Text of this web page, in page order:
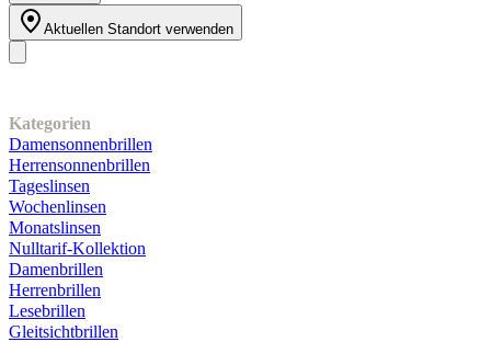
Aktuellen Standort verwenden
Kategorien
Damensonnenbrillen
Herrensonnenbrillen
Tageslinsen
Wochenlinsen
Monatslinsen
Nulltarif-Kollektion
Damenbrillen
Herrenbrillen
Lesebrillen
Gleitsichtbrillen